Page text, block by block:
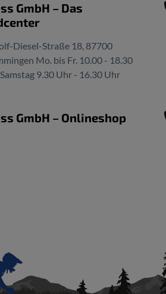
GmbH – Das
Diesel-Straße 18, 87700
Mo. bis Fr. 10.00 - 18.30
9.30 Uhr - 16.30 Uhr
GmbH – Onlineshop